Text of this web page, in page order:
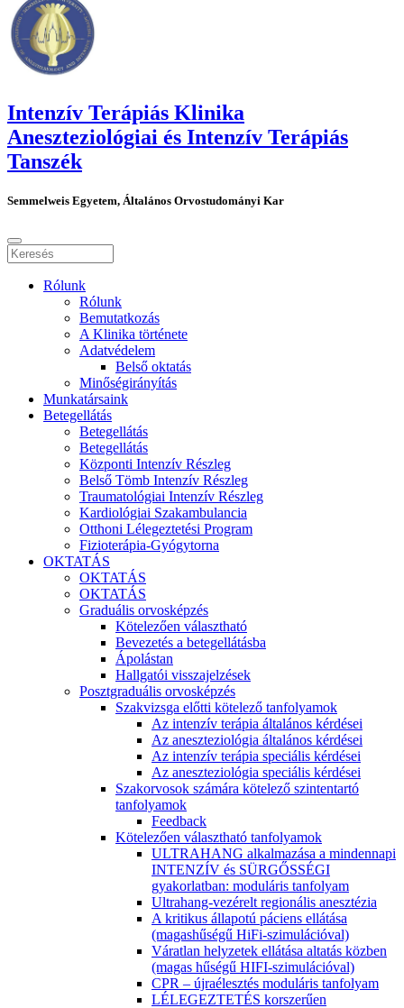
Intenzív Terápiás Klinika
Aneszteziológiai és Intenzív Terápiás
Tanszék
Semmelweis Egyetem, Általános Orvostudományi Kar
Rólunk
Rólunk
Bemutatkozás
A Klinika története
Adatvédelem
Belső oktatás
Minőségirányítás
Munkatársaink
Betegellátás
Betegellátás
Betegellátás
Központi Intenzív Részleg
Belső Tömb Intenzív Részleg
Traumatológiai Intenzív Részleg
Kardiológiai Szakambulancia
Otthoni Lélegeztetési Program
Fizioterápia-Gyógytorna
OKTATÁS
OKTATÁS
OKTATÁS
Graduális orvosképzés
Kötelezően választható
Bevezetés a betegellátásba
Ápolástan
Hallgatói visszajelzések
Posztgraduális orvosképzés
Szakvizsga előtti kötelező tanfolyamok
Az intenzív terápia általános kérdései
Az aneszteziológia általános kérdései
Az intenzív terápia speciális kérdései
Az aneszteziológia speciális kérdései
Szakorvosok számára kötelező szintentartó
tanfolyamok
Feedback
Kötelezően választható tanfolyamok
ULTRAHANG alkalmazása a mindennapi
INTENZÍV és SÜRGŐSSÉGI
gyakorlatban: moduláris tanfolyam
Ultrahang-vezérelt regionális anesztézia
A kritikus állapotú páciens ellátása
(magashűségű HiFi-szimulációval)
Váratlan helyzetek ellátása altatás közben
(magas hűségű HIFI-szimulációval)
CPR – újraélesztés moduláris tanfolyam
LÉLEGEZTETÉS korszerűen